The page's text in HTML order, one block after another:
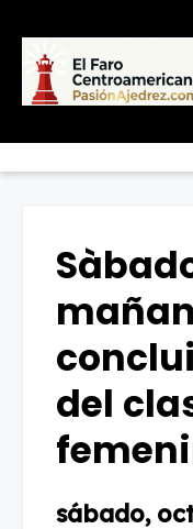
del
sábado,